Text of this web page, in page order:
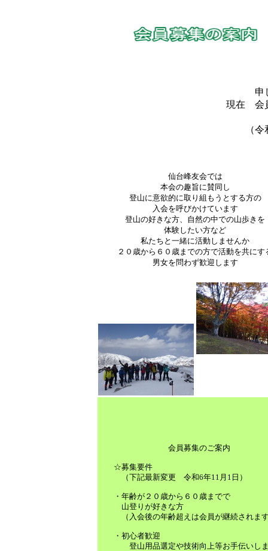
申
現在 会
（
仙台峰友会では
本会の趣旨に賛同し
登山に意欲的に取り組もうとする方の
入会を呼びかけています
登山の好きな方、自然の中での山歩きを
体験したい方など
私たちと一緒に活動しませんか
２０歳から６０歳までの方で活動を共にす
男女を問わず歓迎します
会員募集のご案内
☆募集要件
（下記最新変更 令和6年11月1日）
・年齢が２０歳から６０歳までで
山登りが好きな方
（入会後の年齢超えは会員が継続されま
・初心者歓迎
登山用品選定や技術向上等お手伝いし